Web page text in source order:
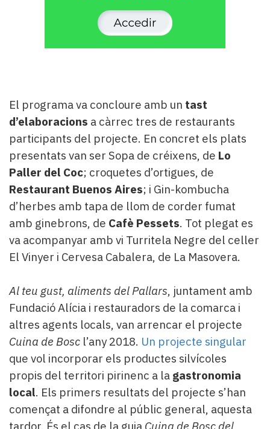
El programa va concloure amb un tast
d’elaboracions a càrrec tres de restaurants
participants del projecte. En concret els plats
presentats van ser Sopa de créixens, de Lo
Paller del Coc; croquetes d’ortigues, de
Restaurant Buenos Aires; i Gin-kombucha
d’herbes amb tapa de llom de corder fumat
amb ginebrons, de Cafè Pessets. Tot plegat es
va acompanyar amb vi Turritela Negre del celler
El Vinyer i Cervesa Cabalera, de La Masovera.
Al teu gust, aliments del Pallars, juntament amb
Fundació Alícia i restauradors de la comarca i
altres agents locals, van arrencar el projecte
Cuina de Bosc l’any 2018. Un projecte singular
que vol incorporar els productes silvícoles
propis del territori pirinenc a la gastronomia
local. Els primers resultats del projecte s’han
començat a difondre al públic general, aquesta
tardor. És el cas de la guia Cuina de Bosc del